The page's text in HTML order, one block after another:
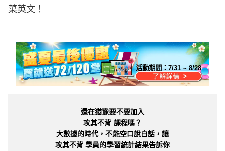
菜英文！
活動期間：7/31 ~ 8/28
還在猶豫要不要加入
攻其不背 課程嗎？
大數據的時代，不能空口說白話，讓
攻其不背 學員的學習統計結果告訴你